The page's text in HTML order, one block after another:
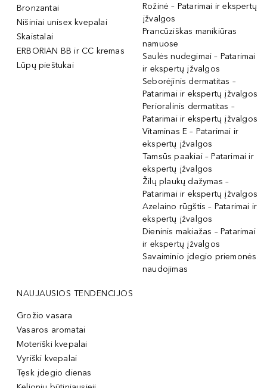
Bronzantai
Nišiniai unisex kvepalai
Skaistalai
ERBORIAN BB ir CC kremas
Lūpų pieštukai
Rožinė – Patarimai ir ekspertų
įžvalgos
Prancūziškas manikiūras
namuose
Saulės nudegimai – Patarimai
ir ekspertų įžvalgos
Seborėjinis dermatitas –
Patarimai ir ekspertų įžvalgos
Perioralinis dermatitas –
Patarimai ir ekspertų įžvalgos
Vitaminas E – Patarimai ir
ekspertų įžvalgos
Tamsūs paakiai – Patarimai ir
ekspertų įžvalgos
Žilų plaukų dažymas –
Patarimai ir ekspertų įžvalgos
Azelaino rūgštis – Patarimai ir
ekspertų įžvalgos
Dieninis makiažas – Patarimai
ir ekspertų įžvalgos
Savaiminio įdegio priemonės
naudojimas
NAUJAUSIOS TENDENCIJOS
Grožio vasara
Vasaros aromatai
Moteriški kvepalai
Vyriški kvepalai
Tęsk įdegio dienas